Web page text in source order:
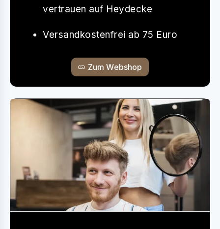
vertrauen auf Heydecke
Versandkostenfrei ab 75 Euro
Zum Webshop